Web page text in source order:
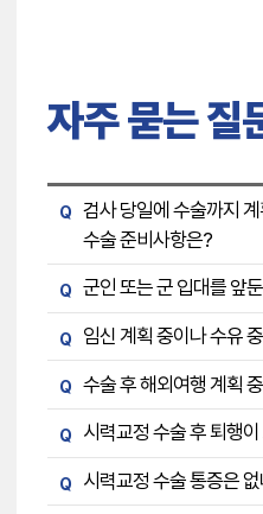
자주 묻는
Q
검사 당일에 수술까지
수술 준비사항은?
Q 군인 또는 군 입대를 앞
Q 임신 계획 중이나 수유
Q 수술 후 해외여행 계획
Q 시력교정 수술 후 퇴행
Q 시력교정 수술 통증은